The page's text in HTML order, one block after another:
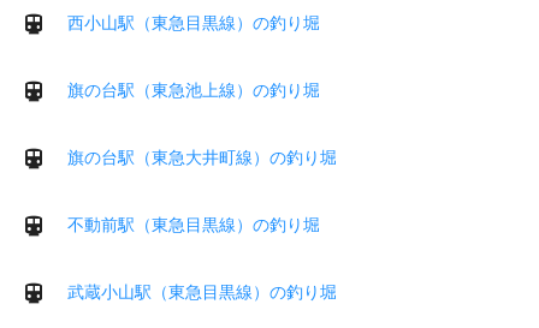
西小山駅（東急目黒線）の釣り堀
旗の台駅（東急池上線）の釣り堀
旗の台駅（東急大井町線）の釣り堀
不動前駅（東急目黒線）の釣り堀
武蔵小山駅（東急目黒線）の釣り堀